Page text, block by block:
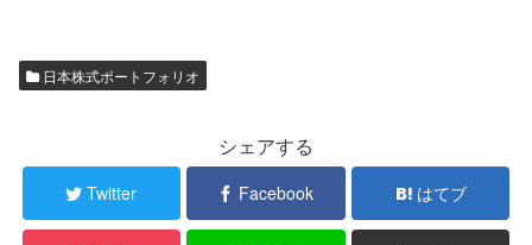
日本株式ポートフォリオ
シェアする
Twitter Facebook はてブ